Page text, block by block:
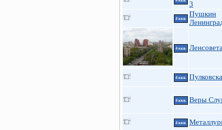
3
4 ккв.
Пушкин
4 ккв.
4 ккв.
4 ккв. Веры
4 ккв.